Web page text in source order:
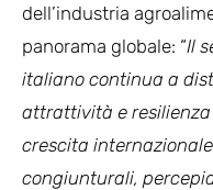
dell’industria
panorama globale: “Il
italiano continua a
attrattività e
crescita
congiunturali,